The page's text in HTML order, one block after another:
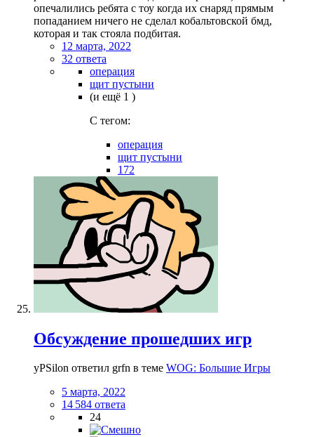
опечалились ребята с тоу когда их снаряд прямым
попаданием ничего не сделал кобальтовской бмд,
которая и так стояла подбитая.
12 марта, 2022
32 ответа
операция
щит пустыни
(и ещё 1 )
C тегом:
операция
щит пустыни
172
Обсуждение прошедших игр
yPSilon ответил grfn в теме WOG: Большие Игры
5 марта, 2022
14 584 ответа
24